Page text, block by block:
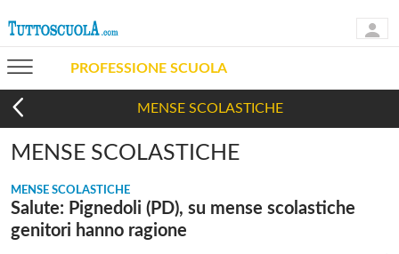
PROFESSIONE SCUOLA
MENSE SCOLASTICHE
MENSE SCOLASTICHE
MENSE SCOLASTICHE
Salute: Pignedoli (PD), su mense scolastiche
genitori hanno ragione